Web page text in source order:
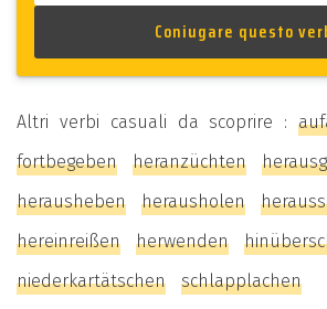
Altri verbi casuali da scoprire :
fortbegeben
heranzüchten
herausheben
herausholen
hereinreißen
herwenden
niederkartätschen
schlapplachen